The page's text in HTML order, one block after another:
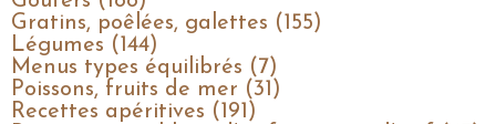
Gratins, poêlées, galettes (155)
Légumes (144)
Menus types équilibrés (7)
Poissons, fruits de mer (31)
Recettes apéritives (191)